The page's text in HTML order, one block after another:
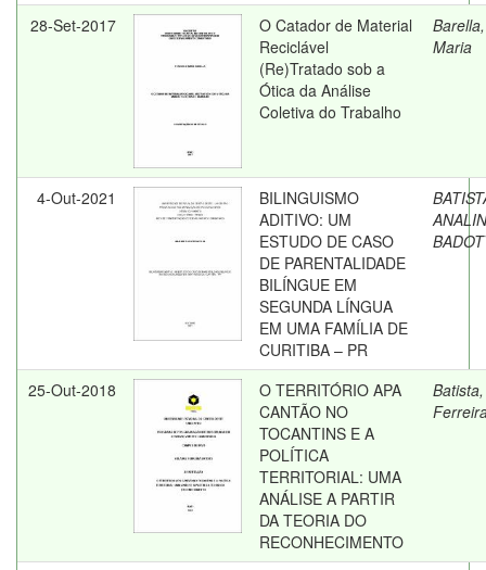
28-Set-2017
O Catador de Material
Reciclável
(Re)Tratado sob a
Ótica da Análise
Coletiva do Trabalho
Maria
4-Out-2021
BILINGUISMO
ADITIVO: UM
ESTUDO DE CASO
DE PARENTALIDADE
BILÍNGUE EM
SEGUNDA LÍNGUA
EM UMA FAMÍLIA DE
CURITIBA – PR
25-Out-2018
O TERRITÓRIO APA
CANTÃO NO
TOCANTINS E A
POLÍTICA
TERRITORIAL: UMA
ANÁLISE A PARTIR
DA TEORIA DO
RECONHECIMENTO